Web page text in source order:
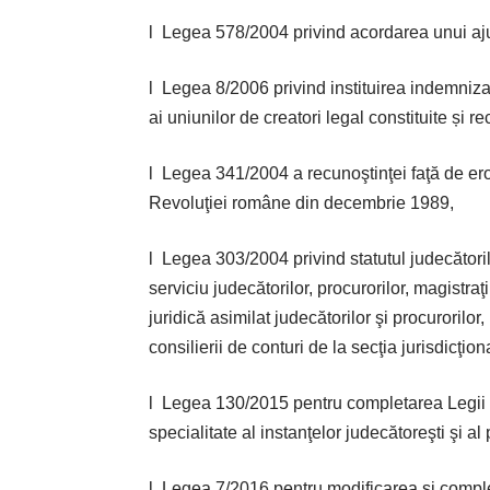
l Legea 578/2004 privind acordarea unui
l Legea 8/2006 privind instituirea
ai uniunilor de creatori legal constituite și
l Legea 341/2004 a recunoştinţei faţă de
Revoluţiei române din decembrie 1989,
l Legea 303/2004 privind statutul
serviciu judecătorilor, procurorilor,
juridică asimilat judecătorilor şi
consilierii de conturi de la secţia
l Legea 130/2015 pentru completarea
specialitate al instanţelor judecătoreşti şi al